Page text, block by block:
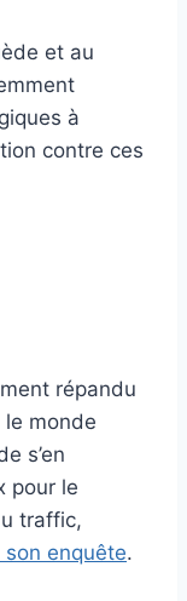
et au
à
contre ces
répandu
le monde
s’en
pour le
traffic,
enquête.